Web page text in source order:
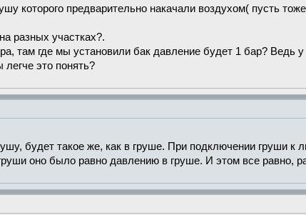
которого предварительно накачали воздухом( пусть
разных участках?.
там где мы установили бак давление будет 1 бар? Ведь
это понять?
будет такое же, как в груше. При подключении груши к
оно было равно давлению в груше. И этом все равно,